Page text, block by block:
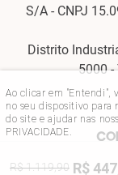
Ao clicar em "Entendi",
no seu dispositivo para
do site e ajudar nas
PRIVACIDADE.
R$1.119,90 R$ 447
S/A - CNPJ
Distrito
5000 -